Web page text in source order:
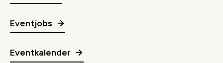
Eventjobs
Eventkalender